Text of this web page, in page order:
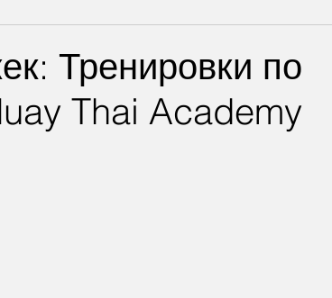
Тренировки по
Thai Academy